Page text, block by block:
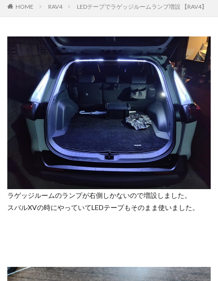
HOME RAV4 LEDテープでラゲッジルームランプ増設 【RAV4】
ラゲッジルームのランプが右側しかないので増設しました。
スバルXVの時にやっていてLEDテープもそのまま使いました。